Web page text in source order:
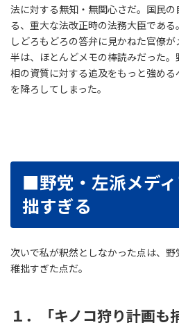
法に対する無知・無関心さだ。国民
る、重大な法改正時の法務大臣である
しどろもどろの答弁に見かねた官僚
半は、ほとんどメモの棒読みだった
相の資質に対する追及をもっと強め
を降ろしてしまった。
■野党・左派メデ
拙すぎる
次いで私が釈然としなかった点は、
稚拙すぎた点だ。
１．「キノコ狩り計画も